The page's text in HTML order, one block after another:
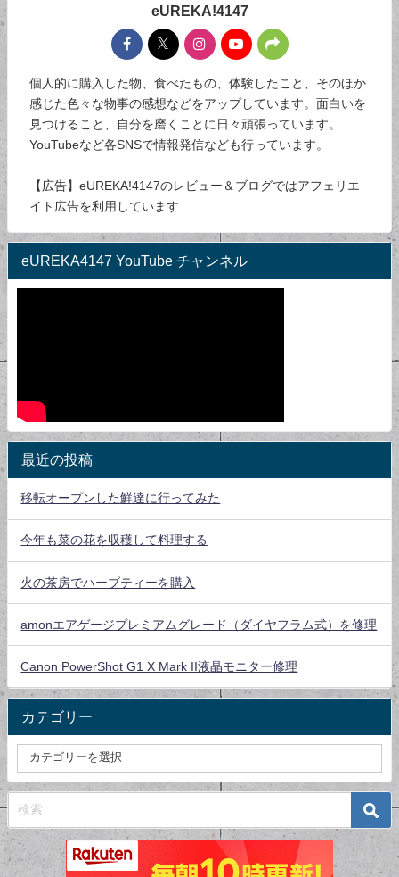
eUREKA!4147
個人的に購入した物、食べたもの、体験したこと、そのほか
感じた色々な物事の感想などをアップしています。面白いを
見つけること、自分を磨くことに日々頑張っています。
YouTubeなど各SNSで情報発信なども行っています。
【広告】eUREKA!4147のレビュー＆ブログではアフェリエ
イト広告を利用しています
eUREKA4147 YouTube チャンネル
最近の投稿
移転オープンした鮮達に行ってみた
今年も菜の花を収穫して料理する
火の茶房でハーブティーを購入
amonエアゲージプレミアムグレード（ダイヤフラム式）を修理
Canon PowerShot G1 X Mark II液晶モニター修理
カテゴリー